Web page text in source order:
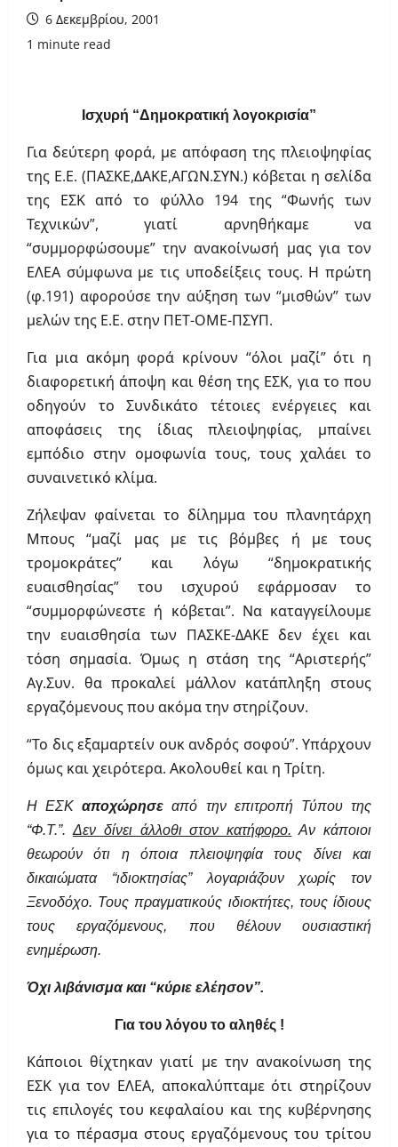
6 Δεκεμβρίου, 2001
1 minute read
Ισχυρή “Δημοκρατική λογοκρισία”
Για δεύτερη φορά, με απόφαση της πλειοψηφίας
της Ε.Ε. (ΠΑΣΚΕ,ΔΑΚΕ,ΑΓΩΝ.ΣΥΝ.) κόβεται η σελίδα
της ΕΣΚ από το φύλλο 194 της “Φωνής των
Τεχνικών”, γιατί αρνηθήκαμε να
“συμμορφώσουμε” την ανακοίνωσή μας για τον
ΕΛΕΑ σύμφωνα με τις υποδείξεις τους. Η πρώτη
(φ.191) αφορούσε την αύξηση των “μισθών” των
μελών της Ε.Ε. στην ΠΕΤ-ΟΜΕ-ΠΣΥΠ.
Για μια ακόμη φορά κρίνουν “όλοι μαζί” ότι η
διαφορετική άποψη και θέση της ΕΣΚ, για το που
οδηγούν το Συνδικάτο τέτοιες ενέργειες και
αποφάσεις της ίδιας πλειοψηφίας, μπαίνει
εμπόδιο στην ομοφωνία τους, τους χαλάει το
συναινετικό κλίμα.
Ζήλεψαν φαίνεται το δίλημμα του πλανητάρχη
Μπους “μαζί μας με τις βόμβες ή με τους
τρομοκράτες” και λόγω “δημοκρατικής
ευαισθησίας” του ισχυρού εφάρμοσαν το
“συμμορφώνεστε ή κόβεται”. Να καταγγείλουμε
την ευαισθησία των ΠΑΣΚΕ-ΔΑΚΕ δεν έχει και
τόση σημασία. Όμως η στάση της “Αριστερής”
Αγ.Συν. θα προκαλεί μάλλον κατάπληξη στους
εργαζόμενους που ακόμα την στηρίζουν.
“Το δις εξαμαρτείν ουκ ανδρός σοφού”. Υπάρχουν
όμως και χειρότερα. Ακολουθεί και η Τρίτη.
Η ΕΣΚαποχώρησε από την επιτροπή Τύπου της
“Φ.Τ.”. Δεν δίνει άλλοθι στον κατήφορο. Αν κάποιοι
θεωρούν ότι η όποια πλειοψηφία τους δίνει και
δικαιώματα “ιδιοκτησίας” λογαριάζουν χωρίς τον
Ξενοδόχο. Τους πραγματικούς ιδιοκτήτες, τους ίδιους
τους εργαζόμενους, που θέλουν ουσιαστική
ενημέρωση.
Όχι λιβάνισμα και “κύριε ελέησον”.
Για του λόγου το αληθές !
Κάποιοι θίχτηκαν γιατί με την ανακοίνωση της
ΕΣΚ για τον ΕΛΕΑ, αποκαλύπταμε ότι στηρίζουν
τις επιλογές του κεφαλαίου και της κυβέρνησης
για το πέρασμα στους εργαζόμενους του τρίτου